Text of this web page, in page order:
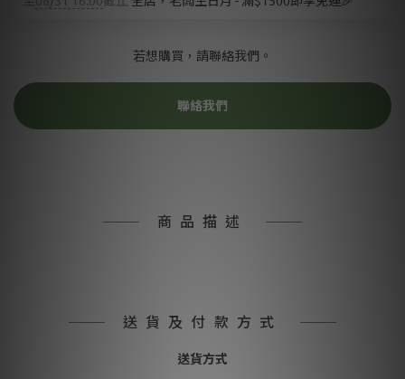
若想購買，請聯絡我們。
聯絡我們
商品描述
送貨及付款方式
送貨方式